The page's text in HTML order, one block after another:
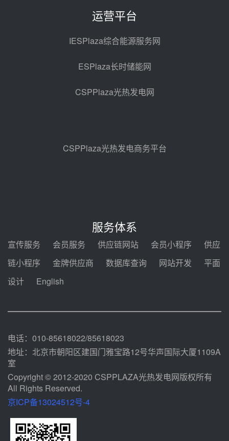
架协议项目中标候选人公示
350MW光热大基地建设提速！哈
锅中标格尔木项目蒸汽发生系统
前天 08-04 09:54
前天 08-04 09:27
目海南州香加#1储能工程EPC总承
包项目设备采购
河北金悦弘千中标重能新疆天山北
麓100MW光热发电项目用“碳钢、
100MW光热发电项目管件采购
运营平台
IESPlaza综合能源服务网
ESPlaza长时储能网
CSPPlaza光热发电网
CSPPlaza光热发电商务平台
服务体系
宣传服务 会员服务 供应链网站 会员小程序
供应
链小程序
金牌供应商 数据库查询 网站开发
平面
设计
English
电话：010-85618022/85618023
地址：北京市朝阳区建国门雅宝路12号华声国际大厦1109A
室
Copyright © 2012-2020 CSPPLAZA光热发电网版权所有
All Rights Reserved.
京ICP备13024512号-4